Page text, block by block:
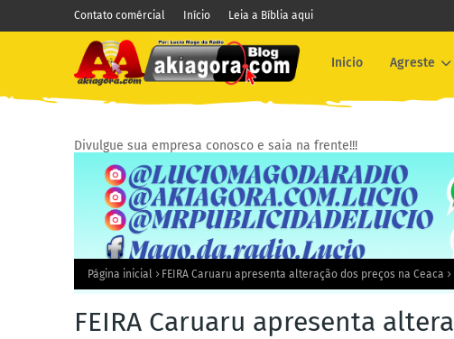
Contato comércial Início Leia a Bíblia aqui
Inicio Agreste
Divulgue sua empresa conosco e saia na frente!!!
Página inicial FEIRA Caruaru apresenta alteração dos preços na Ceaca
FEIRA Caruaru apresenta